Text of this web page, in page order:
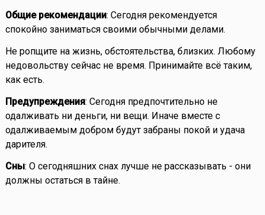
Общие рекомендации: Сегодня рекомендуется
спокойно заниматься своими обычными делами.
Не ропщите на жизнь, обстоятельства, близких. Любому
недовольству сейчас не время. Принимайте всё таким,
как есть.
Предупреждения: Сегодня предпочтительно не
одалживать ни деньги, ни вещи. Иначе вместе с
одалживаемым добром будут забраны покой и удача
дарителя.
Сны: О сегодняшних снах лучше не рассказывать - они
должны остаться в тайне.